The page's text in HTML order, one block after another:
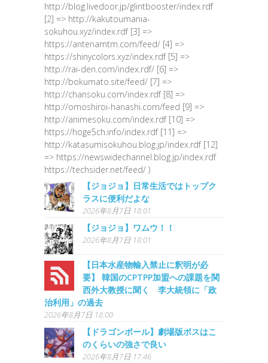
http://blog.livedoor.jp/glintbooster/index.rdf
[2] => http://kakutoumania-
sokuhou.xyz/index.rdf [3] =>
https://antenamtm.com/feed/ [4] =>
https://shinycolors.xyz/index.rdf [5] =>
http://rai-den.com/index.rdf/ [6] =>
http://bokumato.site/feed/ [7] =>
http://chansoku.com/index.rdf [8] =>
http://omoshiroi-hanashi.com/feed [9] =>
http://animesoku.com/index.rdf [10] =>
https://hoge5ch.info/index.rdf [11] =>
http://katasumisokuhou.blog.jp/index.rdf [12]
=> https://newswidechannel.blog.jp/index.rdf
https://techsider.net/feed/ )
【ジョジョ】日常生活ではトップク
ラスに便利だよな
2026年8月7日 18:01
【ジョジョ】ワムウ！！
2026年8月7日 18:01
【日本水産物輸入禁止に釈明が必
要】 韓国のCPTPP加盟への課題を関
西外大教授に聞く 李大統領に「政
治利用」の過去
2026年8月7日 18:00
【ドラゴンボール】劇場版ボスはこ
のくらいの強さで良い
2026年8月7日 17:46